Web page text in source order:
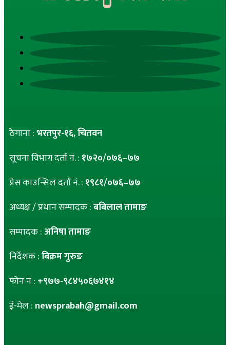
ठेगाना :भरतपुर-१६, चितवन
सूचना विभाग दर्ता नं. : १७२०/०७६–७७
प्रेस काउन्सिल दर्ता नं. : १९८१/०७६–७७
अध्यक्ष / प्रधान सम्पादक :बबिलाल तामाङ
सम्पादक :अनिषा तामाङ
निर्देशक :बिक्रम गुरुङ
फोन नं : +९७७-९८४५०६७४१४
ई-मेल : newsprabah@gmail.com